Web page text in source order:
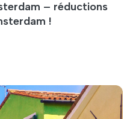
– réductions
!